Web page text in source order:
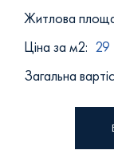
Житлова
Ціна за м2: 29
Загальна